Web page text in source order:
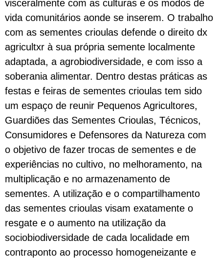
visceralmente com as culturas e os modos de
vida comunitários aonde se inserem. O trabalho
com as sementes crioulas defende o direito dx
agricultxr à sua própria semente localmente
adaptada, a agrobiodiversidade, e com isso a
soberania alimentar. Dentro destas práticas as
festas e feiras de sementes crioulas tem sido
um espaço de reunir Pequenos Agricultores,
Guardiões das Sementes Crioulas, Técnicos,
Consumidores e Defensores da Natureza com
o objetivo de fazer trocas de sementes e de
experiências no cultivo, no melhoramento, na
multiplicação e no armazenamento de
sementes. A utilização e o compartilhamento
das sementes crioulas visam exatamente o
resgate e o aumento na utilização da
sociobiodiversidade de cada localidade em
contraponto ao processo homogeneizante e